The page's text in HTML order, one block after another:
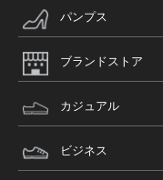
パンプス
ブランドストア
カジュアル
ビジネス